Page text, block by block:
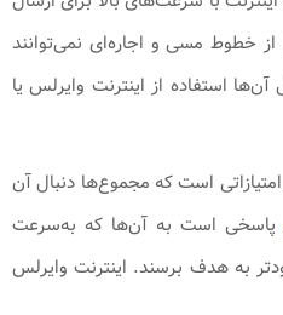
از خطوط مسی و اجاره‌ای نمی‌توانند
استفاده از اینترنت وایرلس یا
است که مجموع‌ها دنبال آن
پاسخی است به آن‌ها که به‌سرعت
به هدف برسند. اینترنت وایرلس